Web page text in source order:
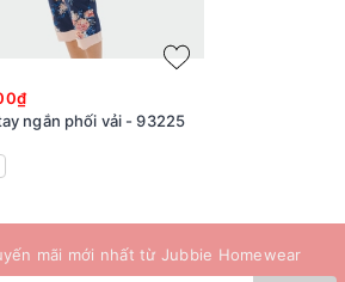
ngắn phối vải - 93225
mãi mới nhất từ Jubbie Homewear